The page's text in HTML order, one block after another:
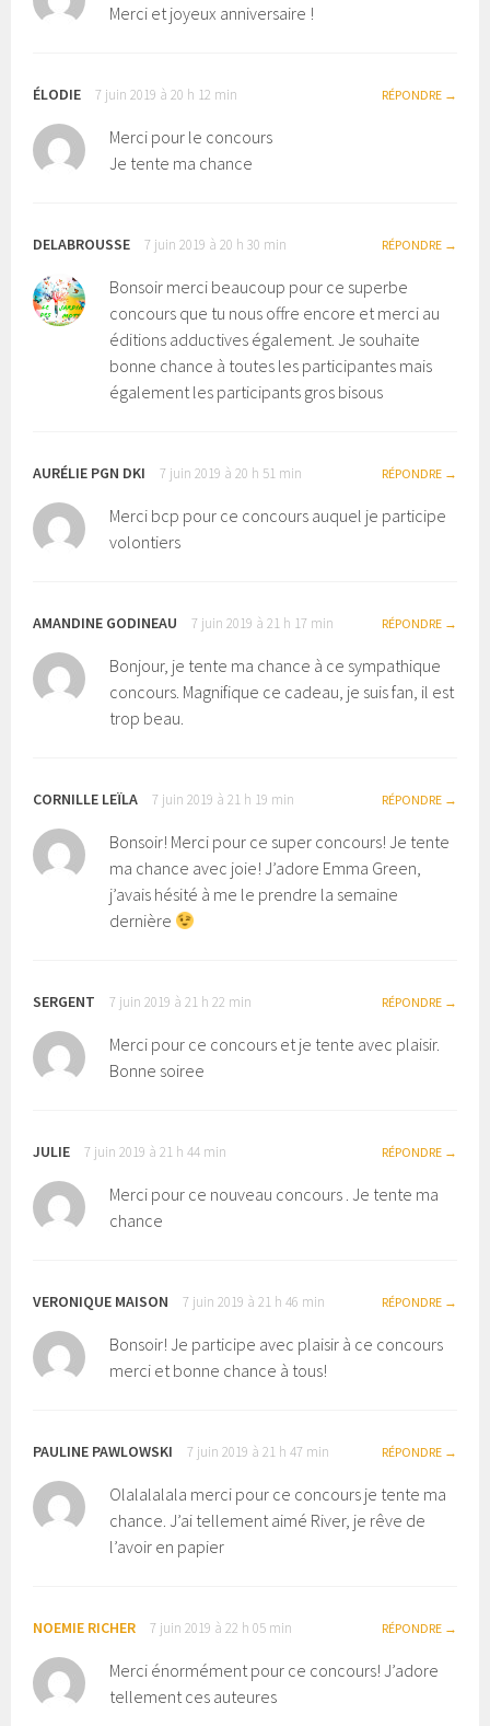
Merci et joyeux anniversaire !
ÉLODIE 7 juin 2019 à 20 h 12 min RÉPONDRE
Merci pour le concours
Je tente ma chance
DELABROUSSE 7 juin 2019 à 20 h 30 min RÉPONDRE
Bonsoir merci beaucoup pour ce superbe
concours que tu nous offre encore et merci au
éditions adductives également. Je souhaite
bonne chance à toutes les participantes mais
également les participants gros bisous
AURÉLIE PGN DKI 7 juin 2019 à 20 h 51 min RÉPONDRE
Merci bcp pour ce concours auquel je participe
volontiers
AMANDINE GODINEAU 7 juin 2019 à 21 h 17 min RÉPONDRE
Bonjour, je tente ma chance à ce sympathique
concours. Magnifique ce cadeau, je suis fan, il est
trop beau.
CORNILLE LEÏLA 7 juin 2019 à 21 h 19 min RÉPONDRE
Bonsoir! Merci pour ce super concours! Je tente
ma chance avec joie! J’adore Emma Green,
j’avais hésité à me le prendre la semaine
dernière
SERGENT 7 juin 2019 à 21 h 22 min RÉPONDRE
Merci pour ce concours et je tente avec plaisir.
Bonne soiree
JULIE 7 juin 2019 à 21 h 44 min RÉPONDRE
Merci pour ce nouveau concours . Je tente ma
chance
VERONIQUE MAISON 7 juin 2019 à 21 h 46 min RÉPONDRE
Bonsoir! Je participe avec plaisir à ce concours
merci et bonne chance à tous!
PAULINE PAWLOWSKI 7 juin 2019 à 21 h 47 min RÉPONDRE
Olalalalala merci pour ce concours je tente ma
chance. J’ai tellement aimé River, je rêve de
l’avoir en papier
NOEMIE RICHER 7 juin 2019 à 22 h 05 min RÉPONDRE
Merci énormément pour ce concours! J’adore
tellement ces auteures